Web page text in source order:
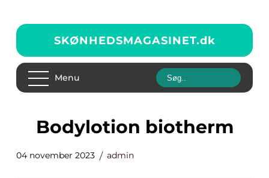
SKØNHEDSMAGASINET.dk
Menu
bodylotion biotherm
04 november 2023 admin